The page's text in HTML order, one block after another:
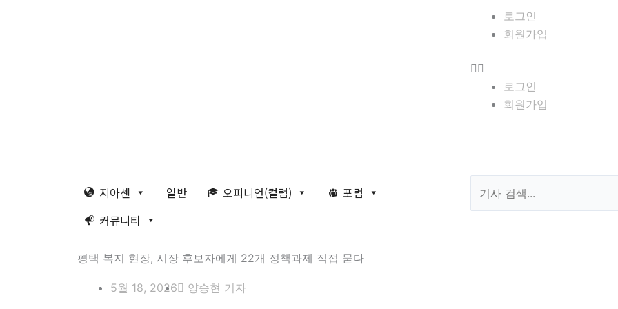
로그인
회원가입
Menu
로그인
회원가입
지아센 일반 오피니언(컬럼)
포럼
커뮤니티
평택 복지 현장, 시장 후보자에게 22개 정책과제 직접 묻다
5월 18, 2026 양승현 기자